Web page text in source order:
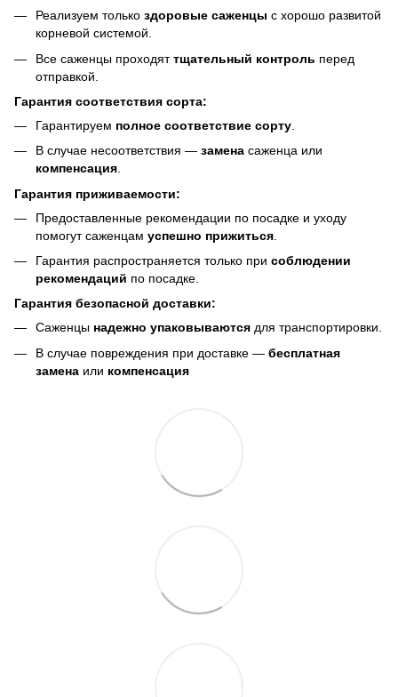
Реализуем только здоровые саженцы с хорошо развитой
корневой системой.
Все саженцы проходяттщательный контроль перед
отправкой.
Гарантия соответствия сорта:
Гарантируем полное соответствие сорту
В случае несоответствия — замена саженца или
компенсация.
Гарантия приживаемости:
Предоставленные рекомендации по посадке и уходу
помогут саженцам успешно прижиться
Гарантия распространяется только при соблюдении
рекомендаций по посадке.
Гарантия безопасной доставки:
Саженцы надежно упаковываются для транспортировки.
В случае повреждения при доставке — бесплатная
замена или компенсация